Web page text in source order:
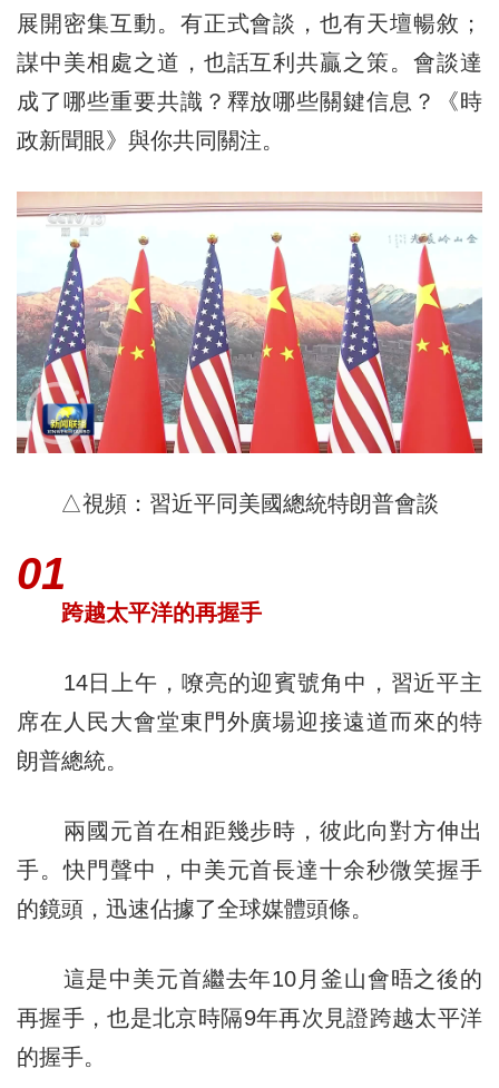
展開密集互動。有正式會談，也有天壇暢敘；
謀中美相處之道，也話互利共贏之策。會談達
成了哪些重要共識？釋放哪些關鍵信息？《時
政新聞眼》與你共同關注。
△視頻：習近平同美國總統特朗普會談
01
跨越太平洋的再握手
14日上午，嘹亮的迎賓號角中，習近平主
席在人民大會堂東門外廣場迎接遠道而來的特
朗普總統。
兩國元首在相距幾步時，彼此向對方伸出
手。快門聲中，中美元首長達十余秒微笑握手
的鏡頭，迅速佔據了全球媒體頭條。
這是中美元首繼去年10月釜山會晤之後的
再握手，也是北京時隔9年再次見證跨越太平洋
的握手。